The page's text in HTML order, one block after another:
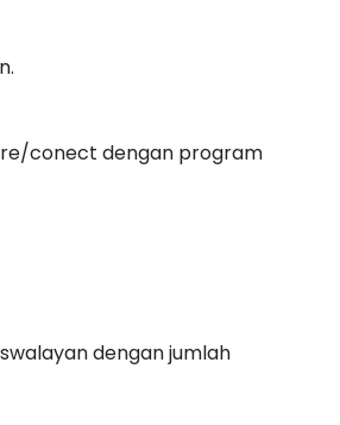
conect dengan program
dengan jumlah